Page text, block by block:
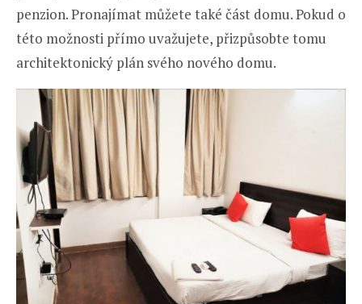
penzion. Pronajímat můžete také část domu. Pokud o
této možnosti přímo uvažujete, přizpůsobte tomu
architektonický plán svého nového domu.